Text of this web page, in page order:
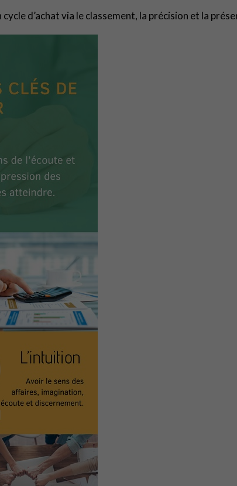
d’achat via le classement, la précision et la